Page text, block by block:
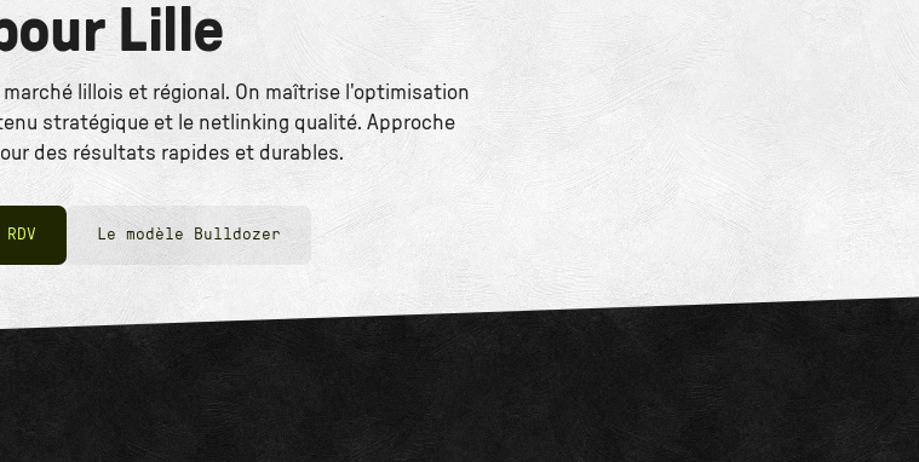
Lille
marché lillois et régional. On maîtrise l'optimisation
stratégique et le netlinking qualité. Approche
des résultats rapides et durables.
Le modèle Bulldozer